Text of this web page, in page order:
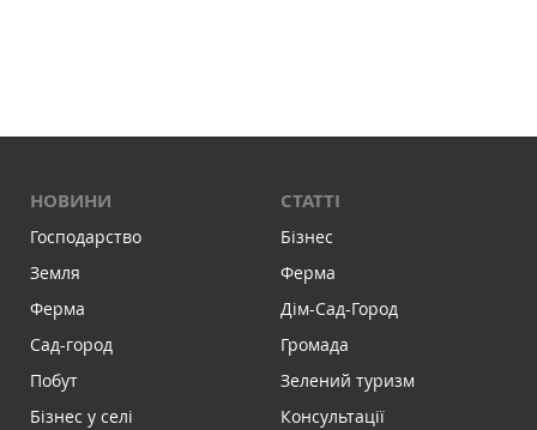
НОВИНИ
Господарство
Земля
Ферма
Сад-город
Побут
Бізнес у селі
СТАТТІ
Бізнес
Ферма
Дім-Сад-Город
Громада
Зелений туризм
Консультації